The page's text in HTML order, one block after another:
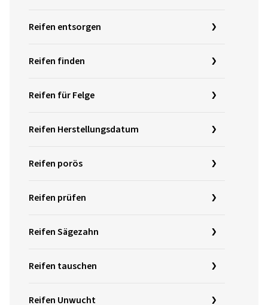
Reifen entsorgen
Reifen finden
Reifen für Felge
Reifen Herstellungsdatum
Reifen porös
Reifen prüfen
Reifen Sägezahn
Reifen tauschen
Reifen Unwucht